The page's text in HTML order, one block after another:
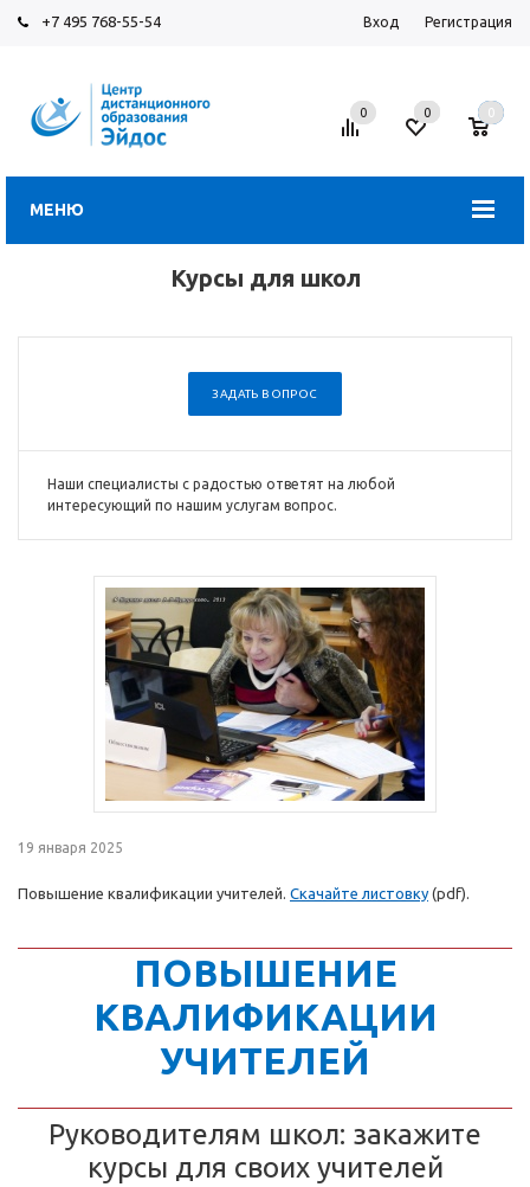
+7 495 768-55-54 Вход Регистрация
МЕНЮ
0 0 0
Курсы для школ
ЗАДАТЬ ВОПРОС
Наши специалисты с радостью ответят на любой
интересующий по нашим услугам вопрос.
19 января 2025
Повышение квалификации учителей. Скачайте листовку (pdf).
ПОВЫШЕНИЕ
КВАЛИФИКАЦИИ
УЧИТЕЛЕЙ
Руководителям школ: закажите
курсы для своих учителей